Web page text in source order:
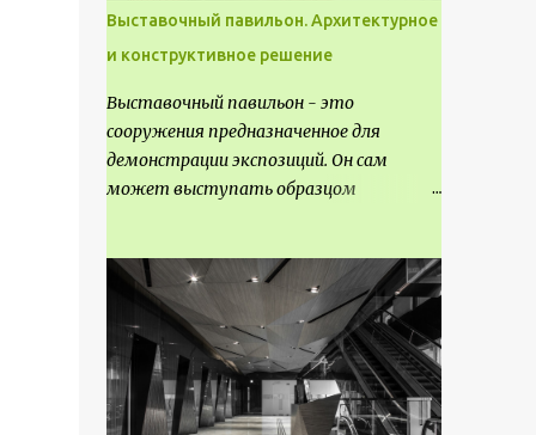
выращивания агрокультур. Другие для
строительства населенных пунктов и
т.д.
Выставочный павильон. Архитектурное
и конструктивное решение
Выставочный павильон - это
сооружения предназначенное для
демонстрации экспозиций. Он сам
может выступать образцом
достижений. Как правило, это
относится к международным и
всемирным выставкам. Выставочные
павильоны классифицируют на:
универсальные тематические
временные постоянные передвижные